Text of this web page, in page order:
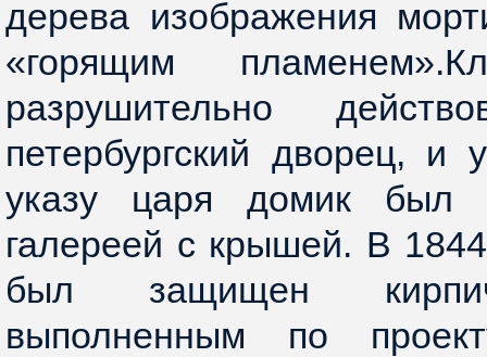
дерева изображения
«горящим
разрушительно
петербургский дворец,
указу царя домик был
галереей с крышей. В
был защищен
выполненным по